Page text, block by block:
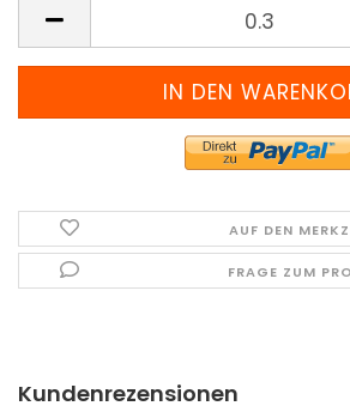
(Preis
pro
AUF DEN
FRAGE ZUM
Kundenrezensionen